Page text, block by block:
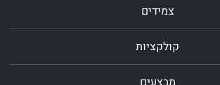
צמידים
קולקציות